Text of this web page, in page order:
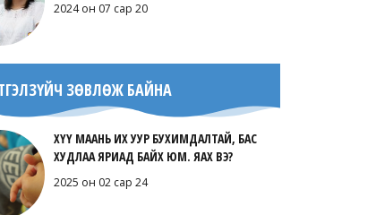
2024 он 07 сар 20
ЗӨВЛӨЖ БАЙНА
ХҮҮ МААНЬ ИХ УУР БУХИМДАЛТАЙ, БАС
ХУДЛАА ЯРИАД БАЙХ ЮМ. ЯАХ ВЭ?
2025 он 02 сар 24